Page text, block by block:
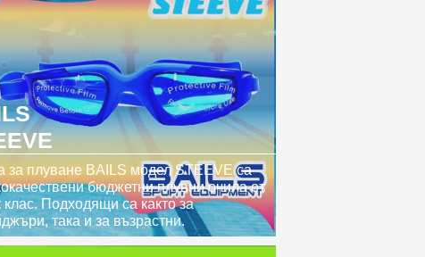
за плуване BAILS модел STEEVE са
бюджетни плувни очила от
клас. Подходящи са както за
така и за възрастни.